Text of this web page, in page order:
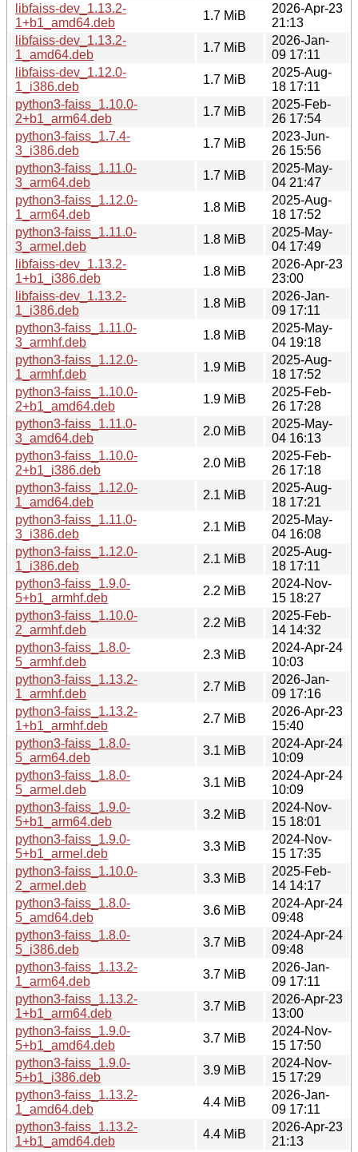
libfaiss-dev_1.13.2-
1+b1_amd64.deb
1.7 MiB
2026-Apr-23
21:13
libfaiss-dev_1.13.2-
1_amd64.deb
1.7 MiB
2026-Jan-
09 17:11
libfaiss-dev_1.12.0-
1_i386.deb
1.7 MiB
2025-Aug-
18 17:11
python3-faiss_1.10.0-
2+b1_arm64.deb
1.7 MiB
2025-Feb-
26 17:54
python3-faiss_1.7.4-
3_i386.deb
1.7 MiB
2023-Jun-
26 15:56
python3-faiss_1.11.0-
3_arm64.deb
1.7 MiB
2025-May-
04 21:47
python3-faiss_1.12.0-
1_arm64.deb
1.8 MiB
2025-Aug-
18 17:52
python3-faiss_1.11.0-
3_armel.deb
1.8 MiB
2025-May-
04 17:49
libfaiss-dev_1.13.2-
1+b1_i386.deb
1.8 MiB
2026-Apr-23
23:00
libfaiss-dev_1.13.2-
1_i386.deb
1.8 MiB
2026-Jan-
09 17:11
python3-faiss_1.11.0-
3_armhf.deb
1.8 MiB
2025-May-
04 19:18
python3-faiss_1.12.0-
1_armhf.deb
1.9 MiB
2025-Aug-
18 17:52
python3-faiss_1.10.0-
2+b1_amd64.deb
1.9 MiB
2025-Feb-
26 17:28
python3-faiss_1.11.0-
3_amd64.deb
2.0 MiB
2025-May-
04 16:13
python3-faiss_1.10.0-
2+b1_i386.deb
2.0 MiB
2025-Feb-
26 17:18
python3-faiss_1.12.0-
1_amd64.deb
2.1 MiB
2025-Aug-
18 17:21
python3-faiss_1.11.0-
3_i386.deb
2.1 MiB
2025-May-
04 16:08
python3-faiss_1.12.0-
1_i386.deb
2.1 MiB
2025-Aug-
18 17:11
python3-faiss_1.9.0-
5+b1_armhf.deb
2.2 MiB
2024-Nov-
15 18:27
python3-faiss_1.10.0-
2_armhf.deb
2.2 MiB
2025-Feb-
14 14:32
python3-faiss_1.8.0-
5_armhf.deb
2.3 MiB
2024-Apr-24
10:03
python3-faiss_1.13.2-
1_armhf.deb
2.7 MiB
2026-Jan-
09 17:16
python3-faiss_1.13.2-
1+b1_armhf.deb
2.7 MiB
2026-Apr-23
15:40
python3-faiss_1.8.0-
5_arm64.deb
3.1 MiB
2024-Apr-24
10:09
python3-faiss_1.8.0-
5_armel.deb
3.1 MiB
2024-Apr-24
10:09
python3-faiss_1.9.0-
5+b1_arm64.deb
3.2 MiB
2024-Nov-
15 18:01
python3-faiss_1.9.0-
5+b1_armel.deb
3.3 MiB
2024-Nov-
15 17:35
python3-faiss_1.10.0-
2_armel.deb
3.3 MiB
2025-Feb-
14 14:17
python3-faiss_1.8.0-
5_amd64.deb
3.6 MiB
2024-Apr-24
09:48
python3-faiss_1.8.0-
5_i386.deb
3.7 MiB
2024-Apr-24
09:48
python3-faiss_1.13.2-
1_arm64.deb
3.7 MiB
2026-Jan-
09 17:11
python3-faiss_1.13.2-
1+b1_arm64.deb
3.7 MiB
2026-Apr-23
13:00
python3-faiss_1.9.0-
5+b1_amd64.deb
3.7 MiB
2024-Nov-
15 17:50
python3-faiss_1.9.0-
5+b1_i386.deb
3.9 MiB
2024-Nov-
15 17:29
python3-faiss_1.13.2-
1_amd64.deb
4.4 MiB
2026-Jan-
09 17:11
python3-faiss_1.13.2-
1+b1_amd64.deb
4.4 MiB
2026-Apr-23
21:13